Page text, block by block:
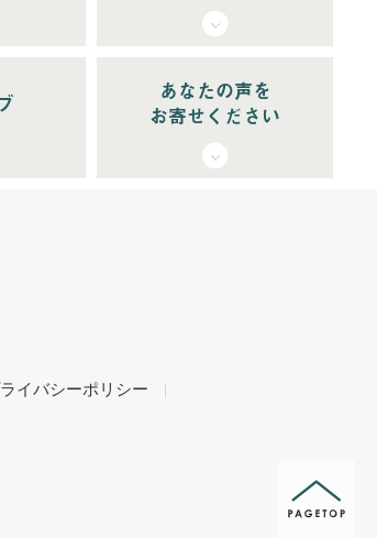
あなたの声を
お寄せください
イバシーポリシー
|